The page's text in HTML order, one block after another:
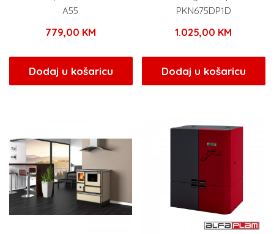
A55
779,00 KM
Dodaj u košaricu
PKN675DP1D
1.025,00 KM
Dodaj u košaricu